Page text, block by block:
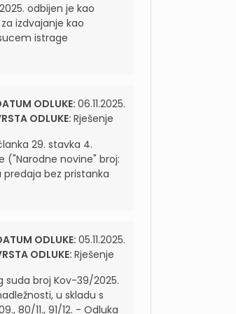
odbijen je kao
izdvajanje kao
istrage
ODLUKE:06.11.2025.
ODLUKE:Rješenje
29. stavka 4.
("Narodne novine" broj:
predaja bez pristanka
ODLUKE:05.11.2025.
ODLUKE:Rješenje
suda broj Kov-39/2025.
u skladu s
80/11., 91/12. - Odluka